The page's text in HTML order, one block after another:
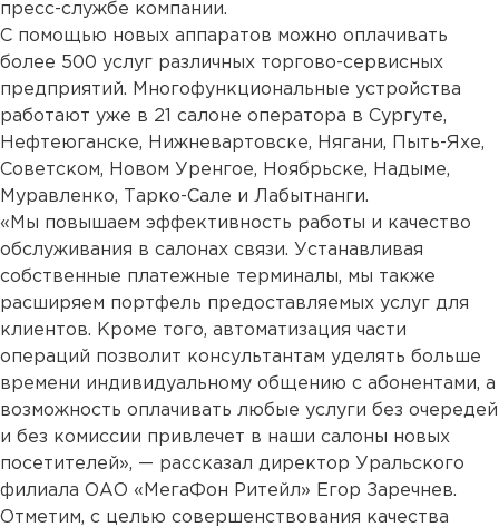
пресс-службе компании.
С помощью новых аппаратов можно оплачивать
более 500 услуг различных торгово-сервисных
предприятий. Многофункциональные устройства
работают уже в 21 салоне оператора в Сургуте,
Нефтеюганске, Нижневартовске, Нягани, Пыть-Яхе,
Советском, Новом Уренгое, Ноябрьске, Надыме,
Муравленко, Тарко-Сале и Лабытнанги.
«Мы повышаем эффективность работы и качество
обслуживания в салонах связи. Устанавливая
собственные платежные терминалы, мы также
расширяем портфель предоставляемых услуг для
клиентов. Кроме того, автоматизация части
операций позволит консультантам уделять больше
времени индивидуальному общению с абонентами, а
возможность оплачивать любые услуги без очередей
и без комиссии привлечет в наши салоны новых
посетителей», — рассказал директор Уральского
филиала ОАО «МегаФон Ритейл» Егор Заречнев.
Отметим, с целью совершенствования качества